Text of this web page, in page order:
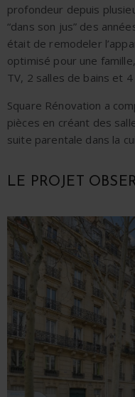
profondeur depuis
“dans son jus” des
était de remodeler
optimisé pour une
TV, 2 salles de bains et
Square Rénovation a
pièces en créant des
suite parentale dans la
LE PROJET